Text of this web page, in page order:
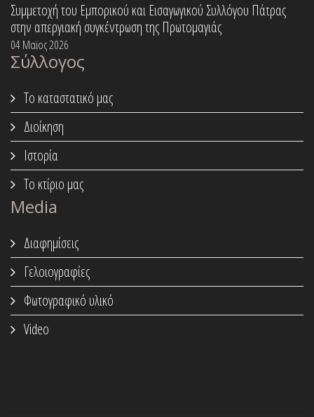
Συμμετοχή του Εμπορικού και Εισαγωγικού Συλλόγου Πάτρας
στην απεργιακή συγκέντρωση της Πρωτομαγιάς
04 Μαϊος 2026
Σύλλογος
Το καταστατικό μας
Διοίκηση
Ιστορία
Το κτίριο μας
Media
Διαφημίσεις
Γελοιογραφίες
Φωτογραφικό υλικό
Video